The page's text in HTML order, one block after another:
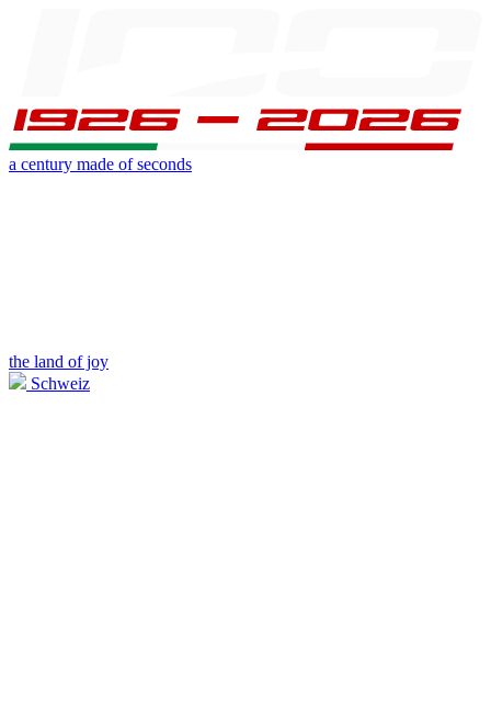
a century made of seconds
the land of joy
Schweiz